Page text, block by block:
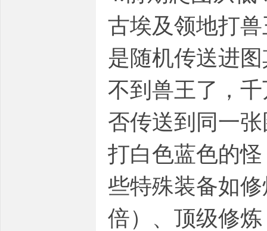
古埃及领地打
是随机传送进
不到兽王了，
否传送到同一
打白色蓝色的
些特殊装备如
倍）、顶级修